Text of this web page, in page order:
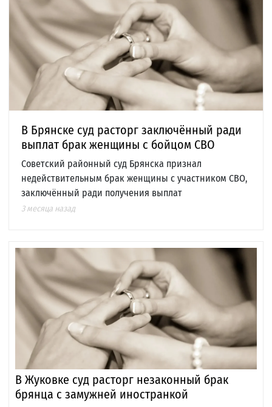
В Брянске суд расторг заключённый ради
выплат брак женщины с бойцом СВО
Советский районный суд Брянска признал
недействительным брак женщины с участником СВО,
заключённый ради получения выплат
3 месяца назад
В Жуковке суд расторг незаконный брак
брянца с замужней иностранкой